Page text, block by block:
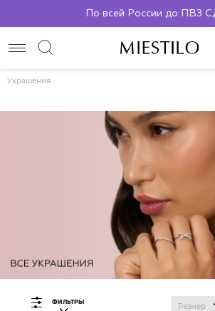
По всей России до ПВЗ
Украшения
ФИЛЬТРЫ Размер